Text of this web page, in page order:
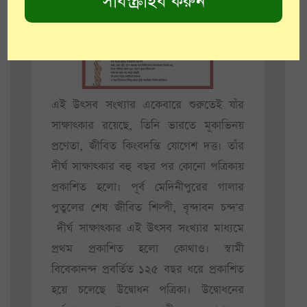
এই উৎসব সংখ্যার একেবারে শুরুতেই যাঁর
সাক্ষাৎকার রয়েছে, তিনি ভারতে মূকাভিনয়
প্রণেতা, জীবিত কিংবদন্তি যোগেশ দত্ত। তাঁর
দীর্ঘ সাক্ষাৎকার বহু বছর পর কোনো পত্রিকায়
প্রকাশিত হলো। পূর্ব মেদিনীপুরের গালার
পুতুলের শেষ জীবিত শিল্পী, বৃন্দাবন চন্দ'র
দীর্ঘ সাক্ষাৎকার এই উৎসব সংখ্যার মাধ্যমে
প্রথম প্রকাশিত হলো কোথাও। স্বামী
বিবেকানন্দ প্রবর্তিত ১২৫ বছর ধরে প্রকাশিত
হয়ে চলেছে উদ্বোধন পত্রিকা। উদ্বোধনের